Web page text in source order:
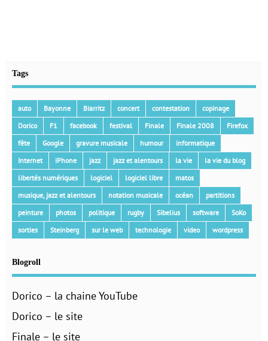
Tags
auto Bayonne Biarritz concert contestation
copinage
Dorico
F1 facebook festival Finale Finale 2008
Firefox
fête
Google gravure musicale humour
informatique
Internet
iPhone jazz jazz et alentours la vie
la vie du blog
libertés numériques
logiciel logiciel libre
matos
musique, jazz et alentours
notation musicale océan
partitions
peinture
photos politique rugby Sibelius software
SoKo
sorties
Steinberg sur le web technologie video wordpress
Blogroll
Dorico – la chaine YouTube
Dorico – le site
Finale – le site